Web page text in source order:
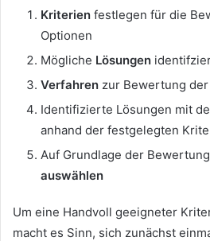
Kriterien festlegen für die
Optionen
Mögliche Lösungen
Verfahren zur Bewertung
Identifizierte Lösungen mit
anhand der festgelegten
Auf Grundlage der
auswählen
Um eine Handvoll geeigneter
macht es Sinn, sich zunächst